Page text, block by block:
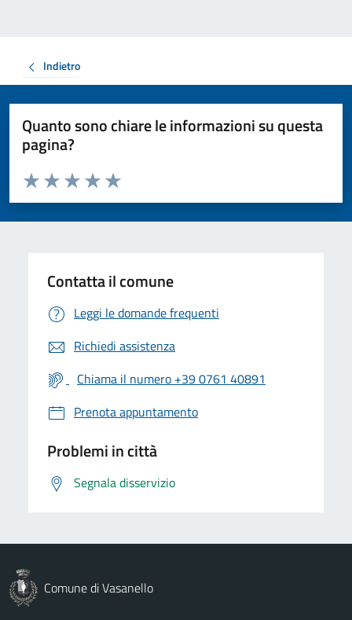
Indietro
Quanto sono chiare le informazioni su questa
pagina?
Valuta da 1 a 5 stelle la pagina
Valuta 5 stelle su 5
Valuta 4 stelle su 5
Valuta 3 stelle su 5
Valuta 2 stelle su 5
Valuta 1 stelle su 5
Contatta il comune
Leggi le domande frequenti
Richiedi assistenza
Chiama il numero +39 0761 40891
Prenota appuntamento
Problemi in città
Segnala disservizio
Comune di Vasanello